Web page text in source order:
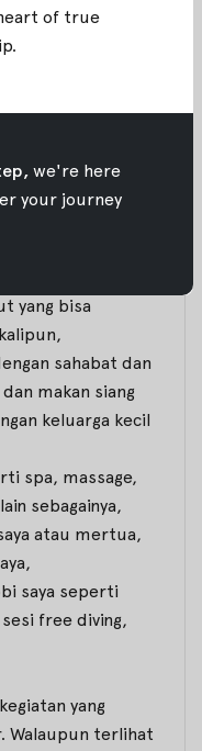
aktivitas
dibalik
senggang.
Vesta saat
yang bisa
sahabat dan
makan siang
keluarga kecil
spa, massage,
sebagainya,
atau mertua,
saya seperti
free diving,
yang
Walaupun terlihat
of true
.
we're here
your journey